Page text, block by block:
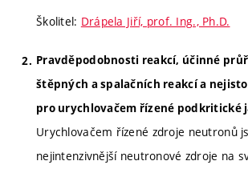
Školitel: Drápela Jiří, prof. Ing., Ph.D.
Pravděpodobnosti reakcí, účinné
štěpných a spalačních reakcí a
pro urychlovačem řízené podkritické
Urychlovačem řízené zdroje neutronů
nejintenzivnější neutronové zdroje na